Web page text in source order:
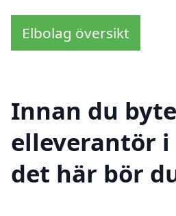
Elbolag översikt
Innan du
elleverantör i
det här bör